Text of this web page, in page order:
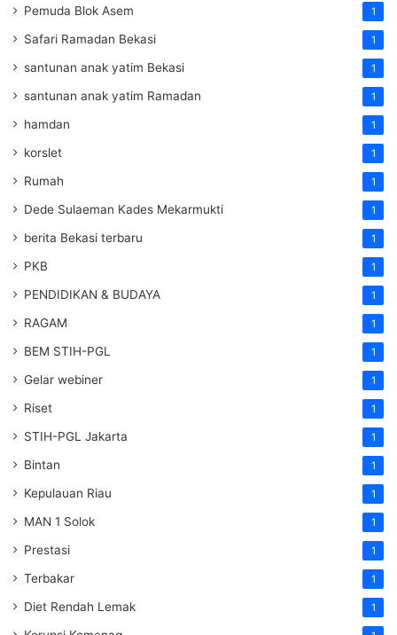
Pemuda Blok Asem 1
Safari Ramadan Bekasi 1
santunan anak yatim Bekasi 1
santunan anak yatim Ramadan 1
hamdan 1
korslet 1
Rumah 1
Dede Sulaeman Kades Mekarmukti 1
berita Bekasi terbaru 1
PKB 1
PENDIDIKAN & BUDAYA 1
RAGAM 1
BEM STIH-PGL 1
Gelar webiner 1
Riset 1
STIH-PGL Jakarta 1
Bintan 1
Kepulauan Riau 1
MAN 1 Solok 1
Prestasi 1
Terbakar 1
Diet Rendah Lemak 1